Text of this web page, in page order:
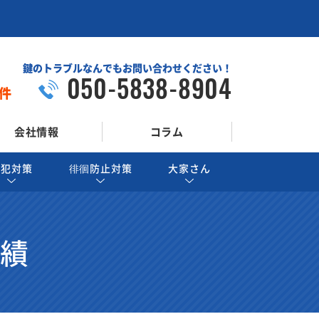
鍵のトラブルなんでもお問い合わせください！
050-5838-8904
会社情報 コラム
対策 徘徊防止対策 大家さん